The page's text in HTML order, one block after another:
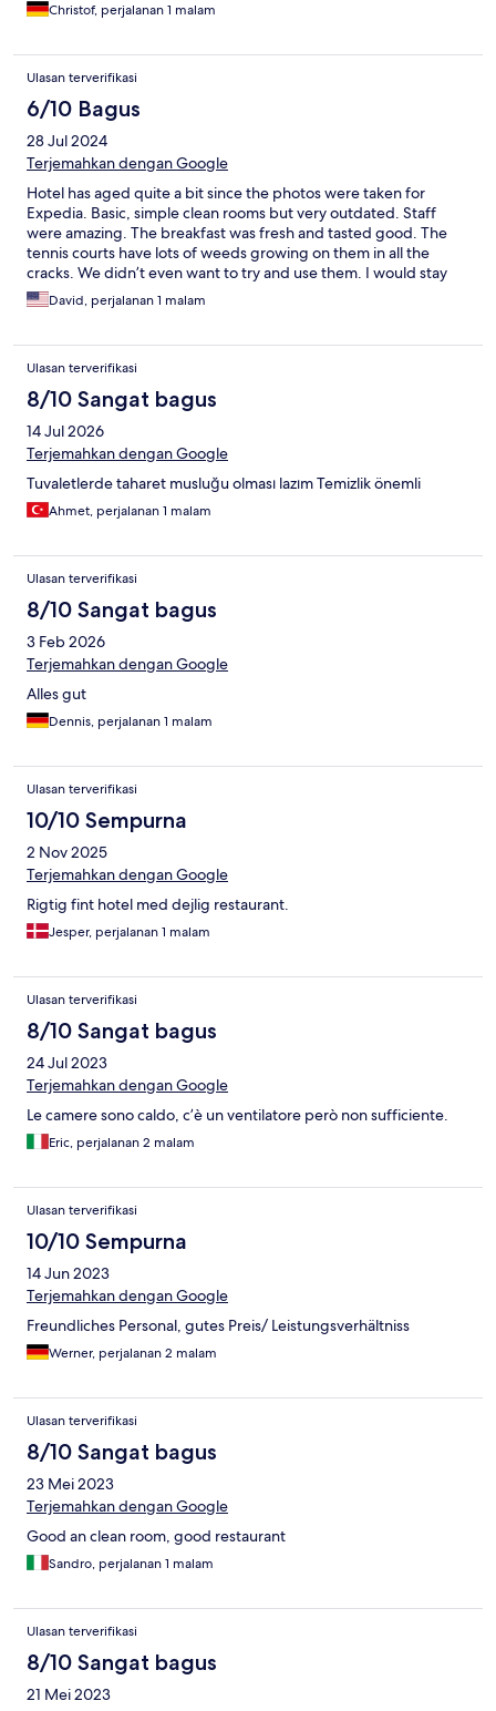
Christof, perjalanan 1 malam
Ulasan terverifikasi
6/10 Bagus
28 Jul 2024
Terjemahkan dengan Google
Hotel has aged quite a bit since the photos were taken for
Expedia. Basic, simple clean rooms but very outdated. Staff
were amazing. The breakfast was fresh and tasted good. The
tennis courts have lots of weeds growing on them in all the
cracks. We didn’t even want to try and use them. I would stay
there again if the price was really low.
David, perjalanan 1 malam
Ulasan terverifikasi
8/10 Sangat bagus
14 Jul 2026
Terjemahkan dengan Google
Tuvaletlerde taharet musluğu olması lazım Temizlik önemli
Ahmet, perjalanan 1 malam
Ulasan terverifikasi
8/10 Sangat bagus
3 Feb 2026
Terjemahkan dengan Google
Alles gut
Dennis, perjalanan 1 malam
Ulasan terverifikasi
10/10 Sempurna
2 Nov 2025
Terjemahkan dengan Google
Rigtig fint hotel med dejlig restaurant.
Jesper, perjalanan 1 malam
Ulasan terverifikasi
8/10 Sangat bagus
24 Jul 2023
Terjemahkan dengan Google
Le camere sono caldo, c’è un ventilatore però non sufficiente.
Eric, perjalanan 2 malam
Ulasan terverifikasi
10/10 Sempurna
14 Jun 2023
Terjemahkan dengan Google
Freundliches Personal, gutes Preis/ Leistungsverhältniss
Werner, perjalanan 2 malam
Ulasan terverifikasi
8/10 Sangat bagus
23 Mei 2023
Terjemahkan dengan Google
Good an clean room, good restaurant
Sandro, perjalanan 1 malam
Ulasan terverifikasi
8/10 Sangat bagus
21 Mei 2023